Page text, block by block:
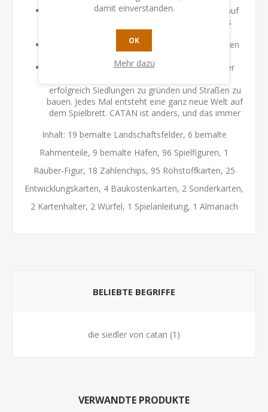
Die Insel CATAN erhebt sich dreidimensional auf
dem Spieltisch und bietet so ein einzigartiges
Die 3D-Landschaftselder sind nach den Vorlagen
Unkomplizierter Spielmechanismus mit großer
erfolgreich Siedlungen zu gründen und Straßen zu
bauen. Jedes Mal entsteht eine ganz neue Welt auf
dem Spielbrett. CATAN ist anders, und das immer
Inhalt: 19 bemalte Landschaftsfelder, 6 bemalte
Rahmenteile, 9 bemalte Häfen, 96 Spielfiguren, 1
Räuber-Figur, 18 Zahlenchips, 95 Rohstoffkarten, 25
Entwicklungskarten, 4 Baukostenkarten, 2 Sonderkarten,
2 Kartenhalter, 2 Würfel, 1 Spielanleitung, 1 Almanach
BELIEBTE BEGRIFFE
die siedler von catan (1)
VERWANDTE PRODUKTE
damit einverstanden.
OK
Mehr dazu